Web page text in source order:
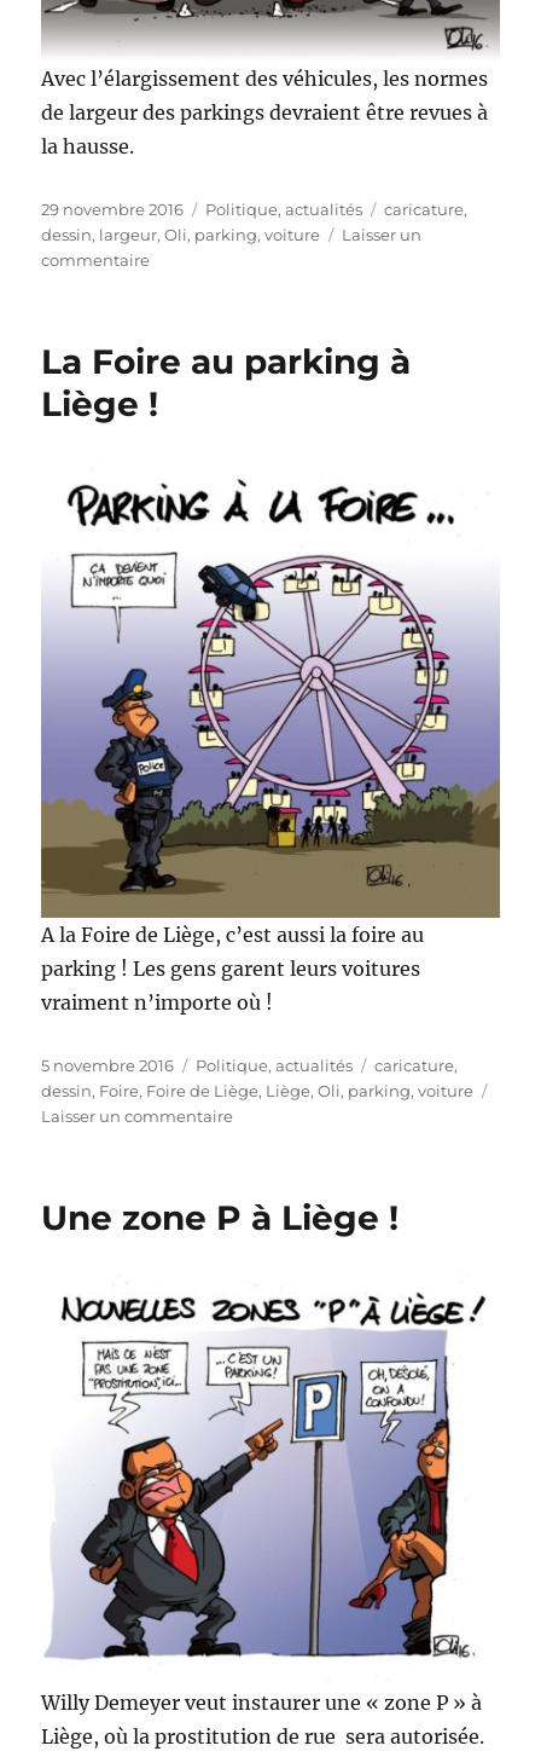
Avec l’élargissement des véhicules, les normes
de largeur des parkings devraient être revues à
la hausse.
Publié
le
29 novembre 2016 Catégories
Politique, actualités Étiquettes
caricature,
dessin, largeur,Oli, parking,voiture
Laisser un
commentairesur
places
parking
La Foire au parking à
Liège !
A la Foire de Liège, c’est aussi la foire au
parking ! Les gens garent leurs voitures
vraiment n’importe où !
Publié
le
5 novembre 2016 Catégories
Politique, actualités Étiquettes
caricature,
dessin, Foire, Foire de Liège, Liège,Oli, parking,voiture
Laisser un commentairesur
parking
Une zone P à Liège !
Willy Demeyer veut instaurer une « zone P » à
Liège, où la prostitution de rue sera autorisée.